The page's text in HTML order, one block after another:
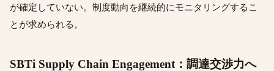
が確定していない。制度動向を継続的にモニタリングするこ
とが求められる。
SBTi Supply Chain Engagement：調達交渉力へ